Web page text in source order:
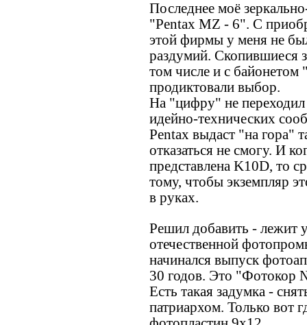
Последнее моё
"Pentax MZ - 6". С
этой фирмы у меня не
раздумий. Скопившиеся
том числе и с байонетом
продиктовали выбор.
На "цифру" не переходил
идейно-технических
Pentax выдаст "на гора"
отказаться не смогу. И
представлена K10D, то
тому, чтобы экземпляр
в руках.
Решил добавить - лежит
отечественной
начинался выпуск
30 годов. Это "Фотокор
Есть такая задумка -
патриархом. Только вот